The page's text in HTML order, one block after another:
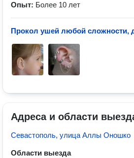
Опыт: Более 10 лет
Прокол ушей любой сложности,
Адреса и области
Севастополь, улица Аллы Оношко
Области выезда